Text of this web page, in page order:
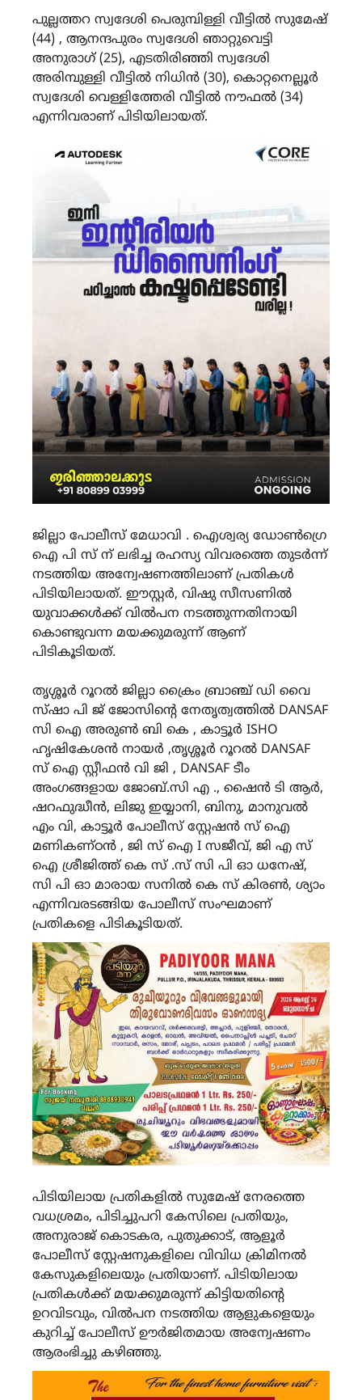
പുല്ലത്തറ സ്വദേശി പെരുമ്പിള്ളി വീട്ടിൽ സുമേഷ്
(44) , ആനന്ദപുരം സ്വദേശി ഞാറ്റുവെട്ടി
അനുരാഗ് (25), എടതിരിഞ്ഞി സ്വദേശി
അരിമ്പുള്ളി വീട്ടിൽ നിധിൻ (30), കൊറ്റനെല്ലൂർ
സ്വദേശി വെള്ളിത്തേരി വീട്ടിൽ നൗഫൽ (34)
എന്നിവരാണ് പിടിയിലായത്.
ജില്ലാ പോലീസ് മേധാവി . ഐശ്വര്യ ഡോൺഗ്രെ
ഐ പി സ് ന് ലഭിച്ച രഹസ്യ വിവരത്തെ തുടർന്ന്
നടത്തിയ അന്വേഷണത്തിലാണ് പ്രതികൾ
പിടിയിലായത്. ഈസ്റ്റർ, വിഷു സീസണിൽ
യുവാക്കൾക്ക് വിൽപന നടത്തുന്നതിനായി
കൊണ്ടുവന്ന മയക്കുമരുന്ന് ആണ്
പിടികൂടിയത്.
തൃശ്ശൂർ റൂറൽ ജില്ലാ ക്രൈം ബ്രാഞ്ച് ഡി വൈ
സ്ഷാ പി ജ് ജോസിൻ്റെ നേതൃത്വത്തിൽ DANSAF
സി ഐ അരുൺ ബി കെ , കാട്ടൂർ ISHO
ഹൃഷികേശൻ നായർ ,തൃശ്ശൂർ റൂറൽ DANSAF
സ് ഐ സ്റ്റീഫൻ വി ജി , DANSAF ടീം
അംഗങ്ങളായ ജോബ്.സി എ ., ഷൈൻ ടി ആർ,
ഷറഫുദ്ധീൻ, ലിജു ഇയ്യാനി, ബിനു, മാനുവൽ
എം വി, കാട്ടൂർ പോലീസ് സ്റ്റേഷൻ സ് ഐ
മണികണ്ഠൻ , ജി സ് ഐ I സജീവ്, ജി എ സ്
ഐ ശ്രീജിത്ത് കെ സ് .സ് സി പി ഓ ധനേഷ്,
സി പി ഓ മാരായ സനിൽ കെ സ് കിരൺ, ശ്യാം
എന്നിവരടങ്ങിയ പോലീസ് സംഘമാണ്
പ്രതികളെ പിടികൂടിയത്.
പിടിയിലായ പ്രതികളിൽ സുമേഷ് നേരത്തെ
വധശ്രമം, പിടിച്ചുപറി കേസിലെ പ്രതിയും,
അനുരാജ് കൊടകര, പുതുക്കാട്, ആളൂർ
പോലീസ് സ്റ്റേഷനുകളിലെ വിവിധ ക്രിമിനൽ
കേസുകളിലെയും പ്രതിയാണ്. പിടിയിലായ
പ്രതികൾക്ക് മയക്കുമരുന്ന് കിട്ടിയതിൻ്റെ
ഉറവിടവും, വിൽപന നടത്തിയ ആളുകളെയും
കുറിച്ച് പോലീസ് ഊർജിതമായ അന്വേഷണം
ആരംഭിച്ചു കഴിഞ്ഞു.